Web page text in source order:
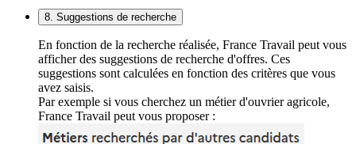
8. Suggestions de recherche
En fonction de la recherche réalisée, France Travail peut vous
afficher des suggestions de recherche d'offres. Ces
suggestions sont calculées en fonction des critères que vous
avez saisis.
Par exemple si vous cherchez un métier d'ouvrier agricole,
France Travail peut vous proposer :